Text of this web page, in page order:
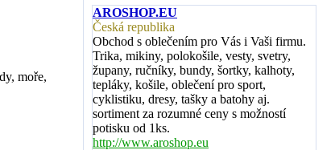
moře,
AROSHOP.EU
Česká republika
Obchod s oblečením pro Vás i Vaši firmu.
Trika, mikiny, polokošile, vesty, svetry,
župany, ručníky, bundy, šortky, kalhoty,
tepláky, košile, oblečení pro sport,
cyklistiku, dresy, tašky a batohy aj.
sortiment za rozumné ceny s možností
potisku od 1ks.
http://www.aroshop.eu